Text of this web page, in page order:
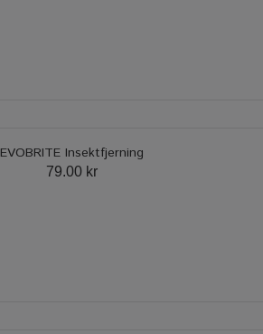
EVOBRITE Insektfjerning
79.00 kr